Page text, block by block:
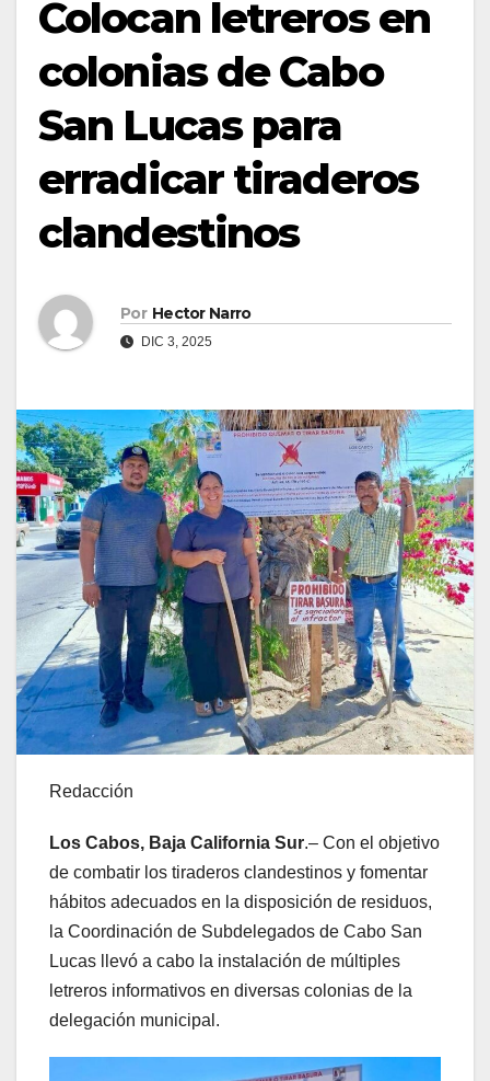
Colocan letreros en
colonias de Cabo
San Lucas para
erradicar tiraderos
clandestinos
Por Hector Narro
DIC 3, 2025
Redacción
Los Cabos, Baja California Sur.– Con el objetivo
de combatir los tiraderos clandestinos y fomentar
hábitos adecuados en la disposición de residuos,
la Coordinación de Subdelegados de Cabo San
Lucas llevó a cabo la instalación de múltiples
letreros informativos en diversas colonias de la
delegación municipal.